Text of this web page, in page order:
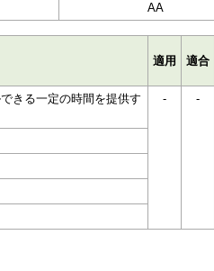
AA
適用 適合
きる一定の時間を提供す
- -